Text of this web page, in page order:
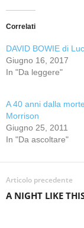
Correlati
DAVID BOWIE di
Giugno 16, 2017
In "Da leggere"
A 40 anni dalla
Morrison
Giugno 25, 2011
In "Da ascoltare"
Articolo precedente
A NIGHT LIKE